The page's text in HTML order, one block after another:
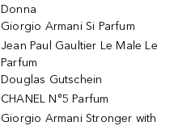
Donna
Giorgio Armani Si Parfum
Jean Paul Gaultier Le Male Le
Parfum
Douglas Gutschein
CHANEL N°5 Parfum
Giorgio Armani Stronger with